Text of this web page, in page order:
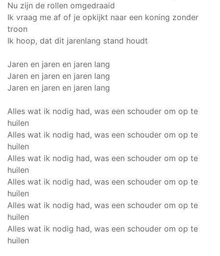
Nu zijn de rollen omgedraaid
Ik vraag me af of je opkijkt naar een koning zonder
troon
Ik hoop, dat dit jarenlang stand houdt
Jaren en jaren en jaren lang
Jaren en jaren en jaren lang
Jaren en jaren en jaren lang
Alles wat ik nodig had, was een schouder om op te
huilen
Alles wat ik nodig had, was een schouder om op te
huilen
Alles wat ik nodig had, was een schouder om op te
huilen
Alles wat ik nodig had, was een schouder om op te
huilen
Alles wat ik nodig had, was een schouder om op te
huilen
Alles wat ik nodig had, was een schouder om op te
huilen